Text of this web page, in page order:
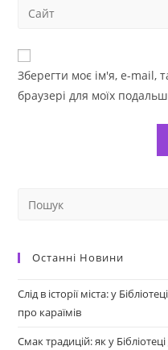
Зберегти моє ім'я, e-mail,
браузері для моїх
Останні Новини
Слід в історії міста: у
про караїмів
Смак традицій: як у